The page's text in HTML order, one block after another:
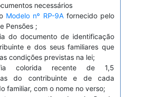
necessários
Modelo nº RP-9Afornecido pelo
Pensões ;
do documento de identificação
e dos seus familiares que
condições previstas na lei;
colorida recente de 1,5
do contribuinte e de cada
familiar, com o nome no verso;